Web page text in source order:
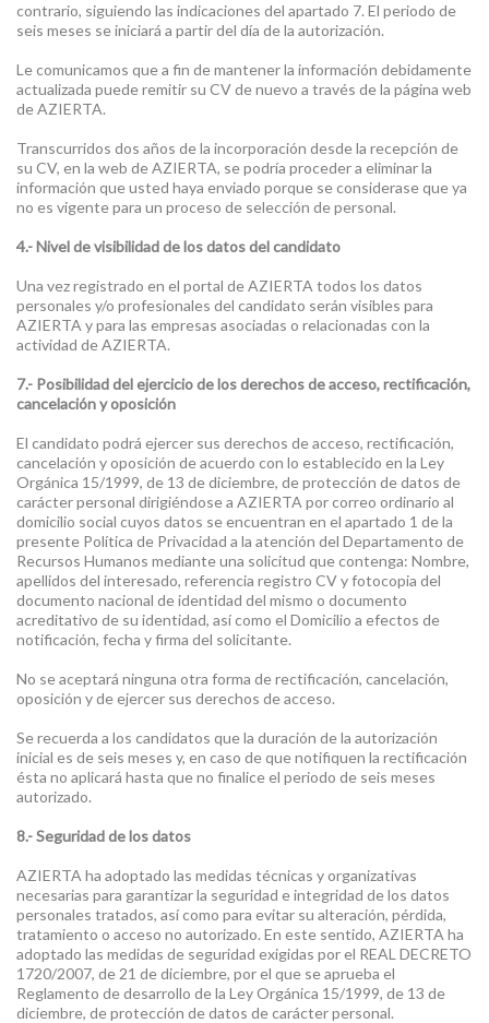
contrario, siguiendo las indicaciones del apartado 7. El periodo de
seis meses se iniciará a partir del día de la autorización.
Le comunicamos que a fin de mantener la información debidamente
actualizada puede remitir su CV de nuevo a través de la página web
de AZIERTA.
Transcurridos dos años de la incorporación desde la recepción de
su CV, en la web de AZIERTA, se podría proceder a eliminar la
información que usted haya enviado porque se considerase que ya
no es vigente para un proceso de selección de personal.
4.- Nivel de visibilidad de los datos del candidato
Una vez registrado en el portal de AZIERTA todos los datos
personales y/o profesionales del candidato serán visibles para
AZIERTA y para las empresas asociadas o relacionadas con la
actividad de AZIERTA.
7.- Posibilidad del ejercicio de los derechos de acceso, rectificación,
cancelación y oposición
El candidato podrá ejercer sus derechos de acceso, rectificación,
cancelación y oposición de acuerdo con lo establecido en la Ley
Orgánica 15/1999, de 13 de diciembre, de protección de datos de
carácter personal dirigiéndose a AZIERTA por correo ordinario al
domicilio social cuyos datos se encuentran en el apartado 1 de la
presente Política de Privacidad a la atención del Departamento de
Recursos Humanos mediante una solicitud que contenga: Nombre,
apellidos del interesado, referencia registro CV y fotocopia del
documento nacional de identidad del mismo o documento
acreditativo de su identidad, así como el Domicilio a efectos de
notificación, fecha y firma del solicitante.
No se aceptará ninguna otra forma de rectificación, cancelación,
oposición y de ejercer sus derechos de acceso.
Se recuerda a los candidatos que la duración de la autorización
inicial es de seis meses y, en caso de que notifiquen la rectificación
ésta no aplicará hasta que no finalice el periodo de seis meses
autorizado.
8.- Seguridad de los datos
AZIERTA ha adoptado las medidas técnicas y organizativas
necesarias para garantizar la seguridad e integridad de los datos
personales tratados, así como para evitar su alteración, pérdida,
tratamiento o acceso no autorizado. En este sentido, AZIERTA ha
adoptado las medidas de seguridad exigidas por el REAL DECRETO
1720/2007, de 21 de diciembre, por el que se aprueba el
Reglamento de desarrollo de la Ley Orgánica 15/1999, de 13 de
diciembre, de protección de datos de carácter personal.